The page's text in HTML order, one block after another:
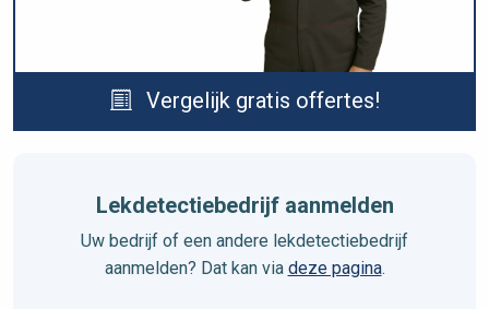
Vergelijk gratis offertes!
Lekdetectiebedrijf aanmelden
Uw bedrijf of een andere lekdetectiebedrijf
aanmelden? Dat kan via deze pagina.